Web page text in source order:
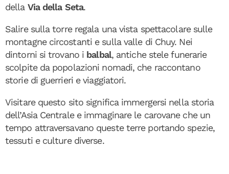
della Via della Seta.
Salire sulla torre regala una vista spettacolare sulle
montagne circostanti e sulla valle di Chuy. Nei
dintorni si trovano i balbal, antiche stele funerarie
scolpite da popolazioni nomadi, che raccontano
storie di guerrieri e viaggiatori.
Visitare questo sito significa immergersi nella storia
dell’Asia Centrale e immaginare le carovane che un
tempo attraversavano queste terre portando spezie,
tessuti e culture diverse.